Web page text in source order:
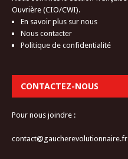
Ouvrière (CIO/CWI).
En savoir plus sur nous
Nous contacter
Politique de confidentialité
CONTACTEZ-NOUS
Pour nous joindre :
contact@gaucherevolutionnaire.fr